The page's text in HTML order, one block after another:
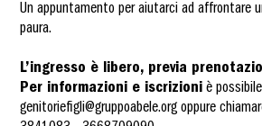
Un appuntamento per aiutarci ad affrontare
paura.
L’ingresso è libero, previa
Per informazioni e iscrizioni è
genitoriefigli@gruppoabele.org oppure